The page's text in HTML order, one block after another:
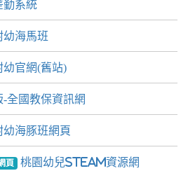
勤系統
幼海馬班
幼官網(舊站)
-全國教保資訊網
幼海豚班網頁
頁 桃園幼兒STEAM資源網